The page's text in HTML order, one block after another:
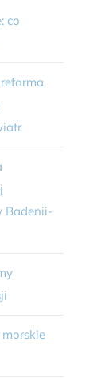
co
Badenii-